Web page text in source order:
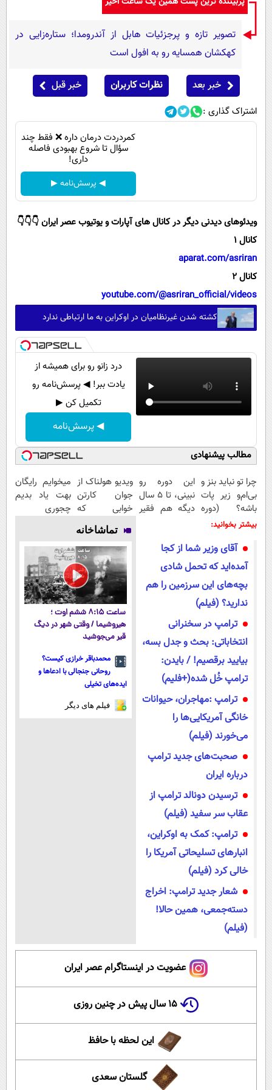
سرگرمی
گوناگون
حوادث
محیط زیست
فرهنگی
سیاست خارجی
پیامک
آشپزی
تصویر تازه و پرجزئیات هابل از آندرومدا؛ ستاره‌زایی در
کهکشان همسایه رو به افول است
خبر بعد نظرات کاربران خبر قبل
اشتراک گذاری :
‌کمردردت درمان داره ❌ فقط چند
سؤال تا شروع بهبودی فاصله‌
داری!
◀ پرسش‌نامه ▶
ویدئوهای دیدنی دیگر در کانال های آپارات و یوتیوب عصر ایران 👇👇👇
کانال 1
aparat.com/asriran
کانال 2
youtube.com/@asriran_official/videos
کشته شدن غیرنظامیان در اوکراین به ما ارتباطی ندارد
درد زانو رو برای همیشه از
یادت ببر! ◀ پرسش‌نامه رو
تکمیل کن ▶
◀ پرسش‌نامه
مطالب پیشنهادی
چرا تو نباید بنز و
بی‌ام‌و زیر پات
باشه؟ (دوره
رایگان درآمد
این دوره رو
نبینی، تا 5 سال
دیگه هم فقیر
کن
ویدیو هولناک از
جوان کارتن
خوابی که
میلیاردر شد.
آموزش رایگان
میخوایم رایگان
بهت یاد بدیم
چجوری
مجانیه
بیشتر بخوانید:
آقای وزیر شما از کجا
آمده‌اید که تحمل شادی
بچه‌های این سرزمین را هم
ندارید؟ (فیلم)
ترامپ در سخنرانی
انتخاباتی: بحث و جدل بسه،
بیایید برقصیم! / بایدن:
ترامپ خُل شده(+فلیم)
ترامپ :مهاجران، حیوانات
خانگی آمریکایی‌ها را
می‌خورند (فیلم)
صحبت‌های جدید ترامپ
درباره ایران
ترسیدن دونالد ترامپ از
عقاب سر سفید (فیلم)
ترامپ: کمک به اوکراین،
انبار‌های تسلیحاتی آمریکا را
خالی کرد (فیلم)
شعار جدید ترامپ: اخراج
دسته‌جمعی، همین حالا!
(فیلم)
تماشاخانه
ساعت ۸:۱۵ ششم اوت ؛
هیروشیما / وقتی شهر در دیگ
قیر می‌جوشید
محمدباقر خرازی کیست؟
روحانی جنجالی با ادعاها و
ایده‌های تخیلی
فیلم های دیگر
عضویت در اینستاگرام عصر ایران
۱۵ سال پیش در چنین روزی
این لحظه با حافظ
گلستان سعدی